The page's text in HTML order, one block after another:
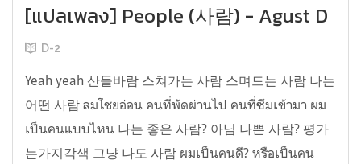
[แปลเพลง] People (사람) - Agust D
D-2
Yeah yeah 산들바람 스쳐가는 사람 스며드는 사람 나는
어떤 사람 ลมโชยอ่อน คนที่พัดผ่านไป คนที่ซึมเข้ามา ผม
เป็นคนแบบไหน 나는 좋은 사람? 아님 나쁜 사람? 평가
는가지각색 그냥 나도 사람 ผมเป็นคนดี? หรือเป็นคน